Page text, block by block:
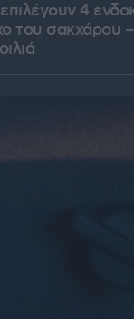
4
του σακχάρου